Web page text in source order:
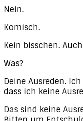
Nein.
Komisch.
Kein bisschen.
Was?
Deine Ausreden.
dass ich keine
Das sind keine